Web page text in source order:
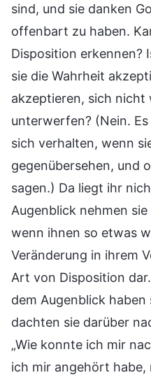
sind, und sie danken
offenbart zu haben.
Disposition erkennen?
sie die Wahrheit
akzeptieren, sich nicht
unterwerfen? (Nein.
sich verhalten, wenn
gegenübersehen, und
sagen.) Da liegt ihr
Augenblick nehmen
wenn ihnen so etwas
Veränderung in ihrem
Art von Disposition
dem Augenblick
dachten sie darüber
„Wie konnte ich mir
ich mir angehört habe,